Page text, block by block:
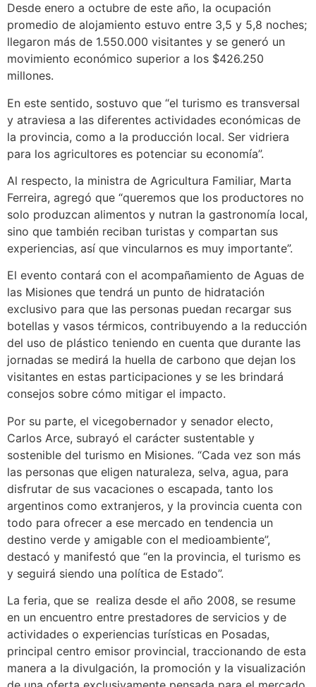
Desde enero a octubre de este año, la ocupación
promedio de alojamiento estuvo entre 3,5 y 5,8 noches;
llegaron más de 1.550.000 visitantes y se generó un
movimiento económico superior a los $426.250
millones.
En este sentido, sostuvo que “el turismo es transversal
y atraviesa a las diferentes actividades económicas de
la provincia, como a la producción local. Ser vidriera
para los agricultores es potenciar su economía”.
Al respecto, la ministra de Agricultura Familiar, Marta
Ferreira, agregó que “queremos que los productores no
solo produzcan alimentos y nutran la gastronomía local,
sino que también reciban turistas y compartan sus
experiencias, así que vincularnos es muy importante”.
El evento contará con el acompañamiento de Aguas de
las Misiones que tendrá un punto de hidratación
exclusivo para que las personas puedan recargar sus
botellas y vasos térmicos, contribuyendo a la reducción
del uso de plástico teniendo en cuenta que durante las
jornadas se medirá la huella de carbono que dejan los
visitantes en estas participaciones y se les brindará
consejos sobre cómo mitigar el impacto.
Por su parte, el vicegobernador y senador electo,
Carlos Arce, subrayó el carácter sustentable y
sostenible del turismo en Misiones. “Cada vez son más
las personas que eligen naturaleza, selva, agua, para
disfrutar de sus vacaciones o escapada, tanto los
argentinos como extranjeros, y la provincia cuenta con
todo para ofrecer a ese mercado en tendencia un
destino verde y amigable con el medioambiente”,
destacó y manifestó que “en la provincia, el turismo es
y seguirá siendo una política de Estado”.
La feria, que se realiza desde el año 2008, se resume
en un encuentro entre prestadores de servicios y de
actividades o experiencias turísticas en Posadas,
principal centro emisor provincial, traccionando de esta
manera a la divulgación, la promoción y la visualización